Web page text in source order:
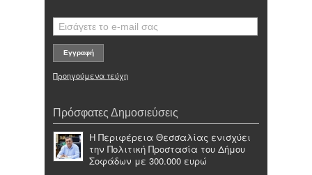
Προηγούμενα τεύχη
Πρόσφατες Δημοσιεύσεις
Η Περιφέρεια Θεσσαλίας ενισχύει
την Πολιτική Προστασία του Δήμου
Σοφάδων με 300.000 ευρώ